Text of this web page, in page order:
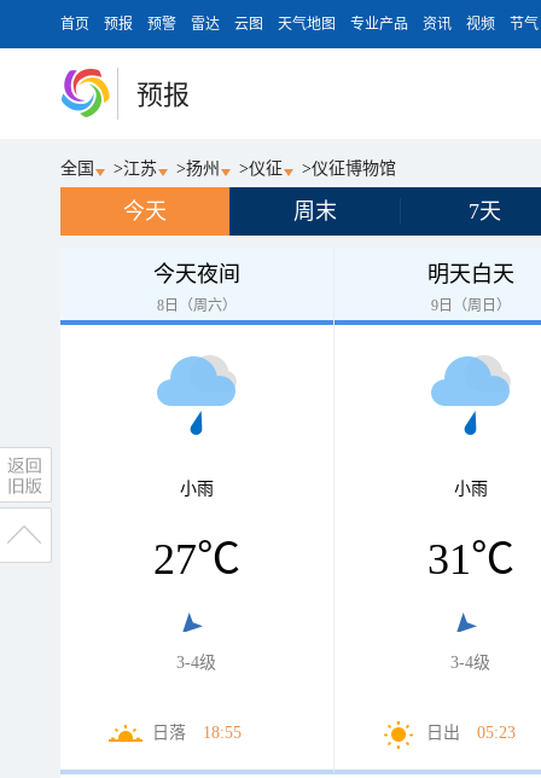
首页 预报 预警 雷达 云图 天气地图 专业产品 资讯 视频 节气
预报
全国 >江苏 >扬州 >仪征 >仪征博物馆
今天 周末 7天
今天夜间
8日（周六）
小雨
27℃
3-4级
日落 18:55
明天白天
9日（周日）
小雨
31℃
3-4级
日出 05:23